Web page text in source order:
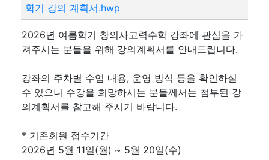
학기 강의 계획서.hwp
2026년 여름학기 창의사고력수학 강좌에 관심을 가
져주시는 분들을 위해 강의계획서를 안내드립니다.
강좌의 주차별 수업 내용, 운영 방식 등을 확인하실
수 있으니 수강을 희망하시는 분들께서는 첨부된 강
의계획서를 참고해 주시기 바랍니다.
* 기존회원 접수기간
2026년 5월 11일(월) ~ 5월 20일(수)